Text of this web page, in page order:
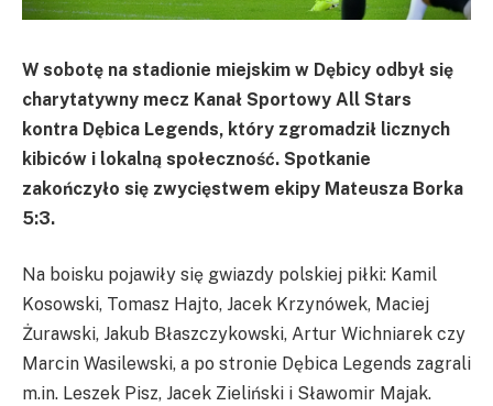
W sobotę na stadionie miejskim w Dębicy odbył się
charytatywny mecz Kanał Sportowy All Stars
kontra Dębica Legends, który zgromadził licznych
kibiców i lokalną społeczność. Spotkanie
zakończyło się zwycięstwem ekipy Mateusza Borka
5:3.
Na boisku pojawiły się gwiazdy polskiej piłki: Kamil
Kosowski, Tomasz Hajto, Jacek Krzynówek, Maciej
Żurawski, Jakub Błaszczykowski, Artur Wichniarek czy
Marcin Wasilewski, a po stronie Dębica Legends zagrali
m.in. Leszek Pisz, Jacek Zieliński i Sławomir Majak.